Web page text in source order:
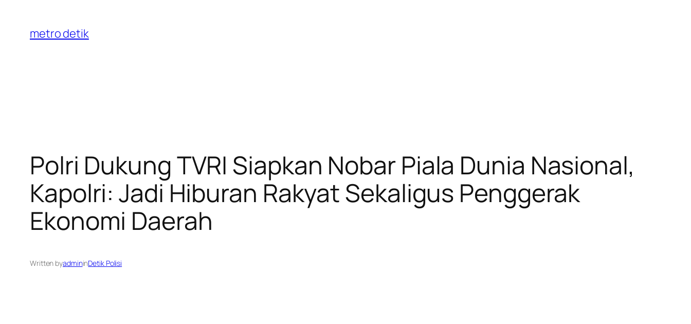
content
metro detik
Polri Dukung TVRI Siapkan Nobar Piala Dunia Nasional,
Kapolri: Jadi Hiburan Rakyat Sekaligus Penggerak
Ekonomi Daerah
Written byadmininDetik Polisi